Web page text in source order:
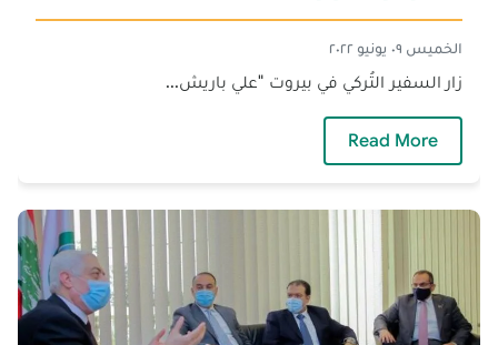
الخميس ٠٩ يونيو ٢٠٢٢
زار السفير التُركي في بيروت "علي باريش...
Read More